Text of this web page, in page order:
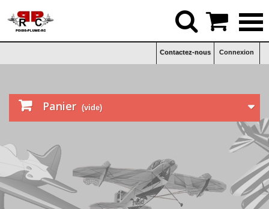
Connexion
Contactez-nous
Panier (vide)
 
